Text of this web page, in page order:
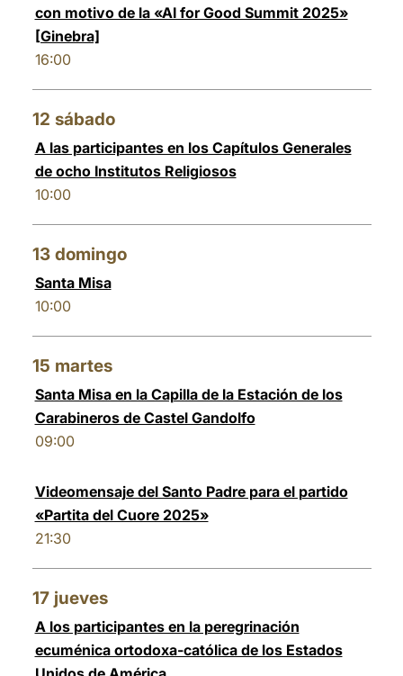
con motivo de la «AI for Good Summit 2025»
[Ginebra]
16:00
12 sábado
A las participantes en los Capítulos Generales
de ocho Institutos Religiosos
10:00
13 domingo
Santa Misa
10:00
15 martes
Santa Misa en la Capilla de la Estación de los
Carabineros de Castel Gandolfo
09:00
Videomensaje del Santo Padre para el partido
«Partita del Cuore 2025»
21:30
17 jueves
A los participantes en la peregrinación
ecuménica ortodoxa-católica de los Estados